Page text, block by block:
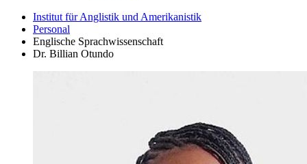
Institut für Anglistik und Amerikanistik
Personal
Englische Sprachwissenschaft
Dr. Billian Otundo